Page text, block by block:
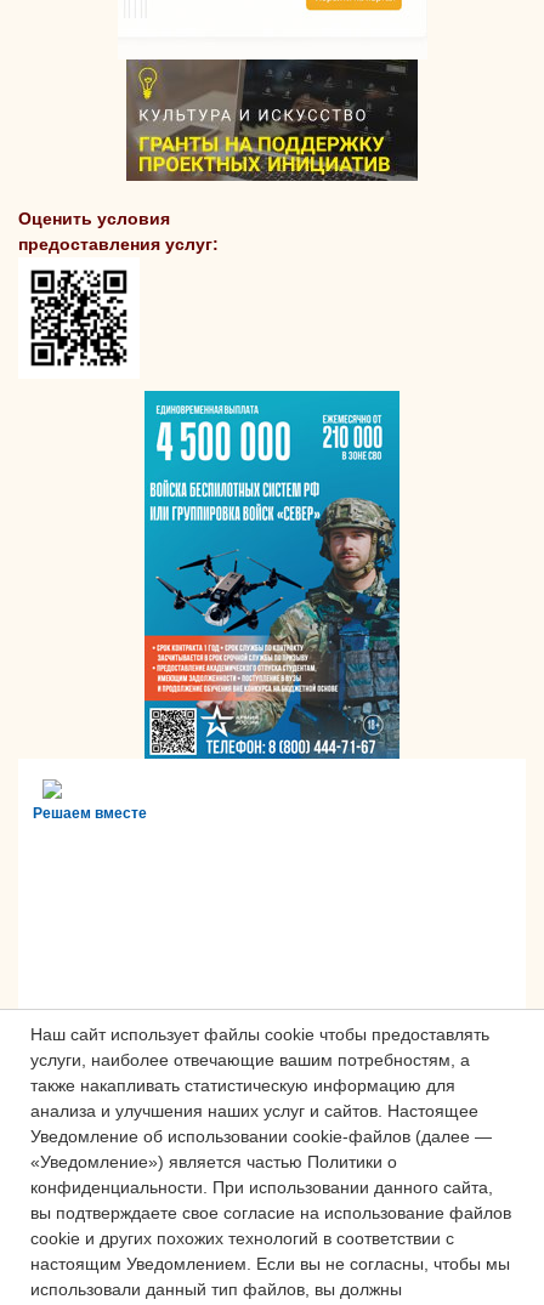
Наш сайт использует файлы cookie чтобы предоставлять
услуги, наиболее отвечающие вашим потребностям, а
также накапливать статистическую информацию для
анализа и улучшения наших услуг и сайтов. Настоящее
Уведомление об использовании cookie-файлов (далее —
«Уведомление») является частью Политики о
конфиденциальности.
При использовании данного сайта,
вы подтверждаете свое согласие на использование файлов
cookie и других похожих технологий в соответствии с
настоящим Уведомлением.
Если вы не согласны, чтобы мы
использовали данный тип файлов, вы должны
Оценить условия
предоставления услуг:
Решаем вместе
Сложности с получением «Пушкинской
карты» или приобретением билетов?
Знаете, как улучшить работу
учреждений культуры?